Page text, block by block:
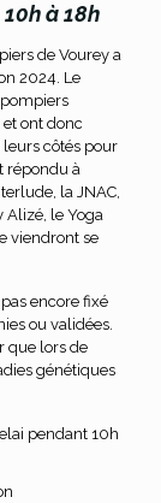
à 18h
de Vourey a
2024. Le
ont donc
leurs côtés pour
répondu à
la JNAC,
Alizé, le Yoga
viendront se
encore fixé
ou validées.
que lors de
génétiques
pendant 10h